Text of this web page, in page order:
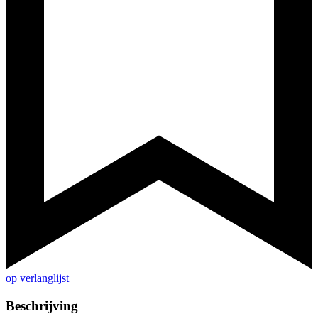
op verlanglijst
Beschrijving